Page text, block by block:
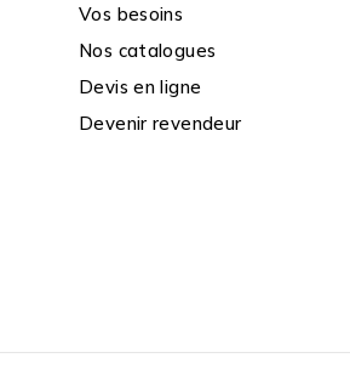
Vos besoins
Nos catalogues
Devis en ligne
Devenir revendeur